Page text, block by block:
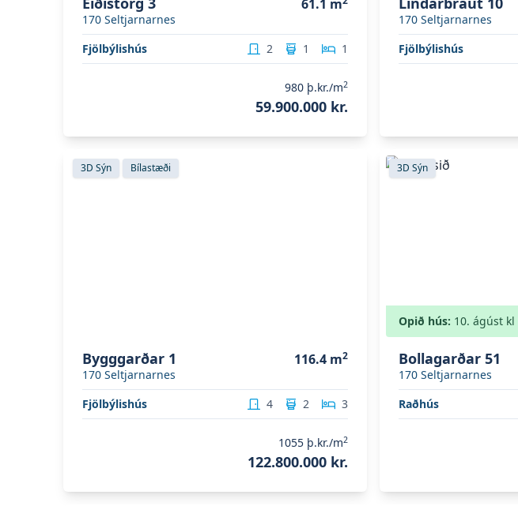
170 Seltjarnarnes
61.1 m
Fjölbýlishús 2 1 1
980 þ.kr./m2
59.900.000 kr.
170 Seltjarnarnes
Fjölbýlishús
Skoða eigninaBygggarðar 1
3D Sýn Bílastæði
Bygggarðar 1
170 Seltjarnarnes
116.4 m2
Fjölbýlishús 4 2 3
1055 þ.kr./m2
122.800.000 kr.
Skoða eignina
3D Sýn
Opið hús: 10. ágúst kl
Bollagarðar 51
170 Seltjarnarnes
Raðhús